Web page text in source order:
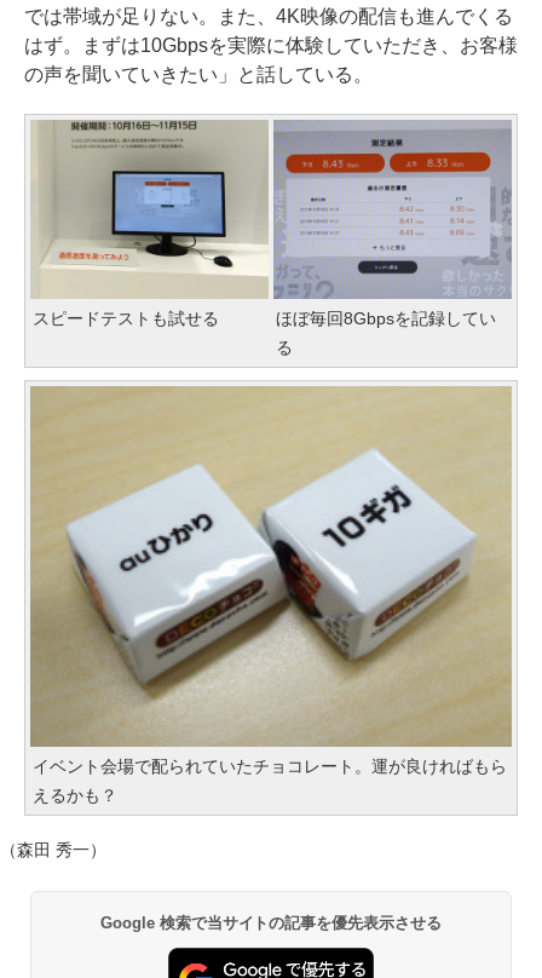
では帯域が足りない。また、4K映像の配信も進んでくる
はず。まずは10Gbpsを実際に体験していただき、お客様
の声を聞いていきたい」と話している。
スピードテストも試せる
ほぼ毎回8Gbpsを記録してい
る
イベント会場で配られていたチョコレート。運が良ければもら
えるかも？
（森田 秀一）
Google 検索で当サイトの記事を優先表示させる